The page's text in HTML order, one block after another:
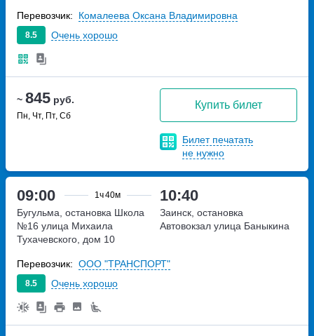
~ 845 руб.
Пн, Чт, Пт, Сб
Купить билет
Билет печатать
не нужно
8.5 Очень хорошо
Перевозчик: Комалеева Оксана Владимировна
09:00 1ч40м 10:40
Бугульма, остановка Школа
№16 улица Михаила
Тухачевского, дом 10
Заинск, остановка
Автовокзал улица Баныкина
8.5 Очень хорошо
Перевозчик: ООО "ТРАНСПОРТ"